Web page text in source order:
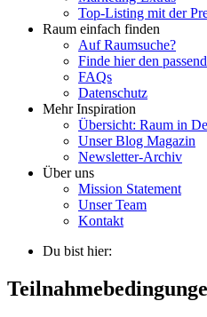
Top-Listing mit der
Raum einfach finden
Auf Raumsuche?
Finde hier den
FAQs
Datenschutz
Mehr Inspiration
Übersicht: Raum in
Unser Blog Magazin
Newsletter-Archiv
Über uns
Mission Statement
Unser Team
Kontakt
Du bist hier: